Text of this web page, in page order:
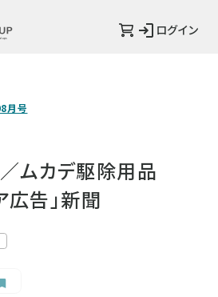
ログイン
月号
ムカデ駆除用品
広告」新聞